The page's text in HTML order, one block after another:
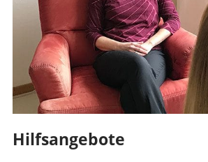
Hilfsangebote